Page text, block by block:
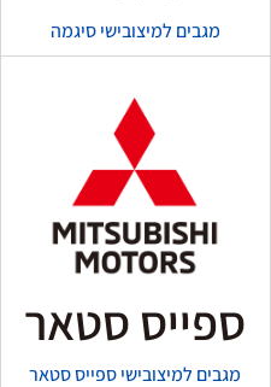
מגבים למיצובישי סיגמה
ספייס סטאר
מגבים למיצובישי ספייס סטאר